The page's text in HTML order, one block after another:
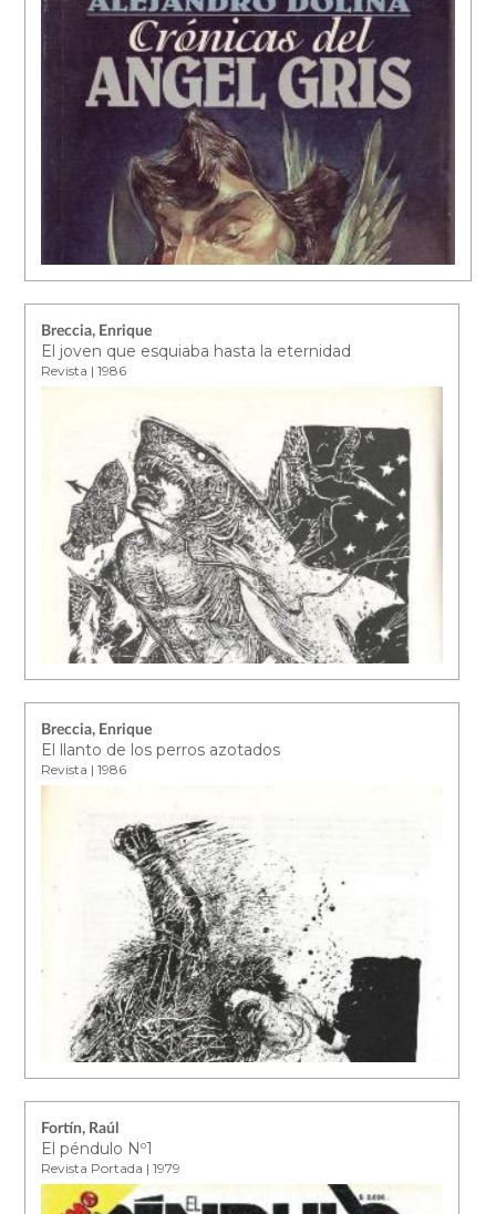
Breccia, Enrique
El joven que esquiaba hasta la eternidad
Revista | 1986
Breccia, Enrique
El llanto de los perros azotados
Revista | 1986
Fortín, Raúl
El péndulo Nº1
Revista Portada | 1979